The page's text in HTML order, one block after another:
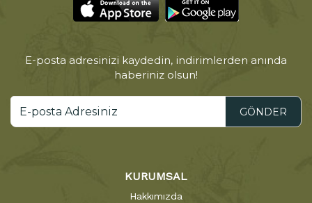
E-posta adresinizi kaydedin, indirimlerden anında
haberiniz olsun!
GÖNDER
KURUMSAL
Hakkımızda